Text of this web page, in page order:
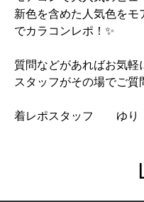
新色を含めた人気色を
でカラコンレポ！✨
質問などがあればお気
スタッフがその場でご質
着レポスタッフ ゆり